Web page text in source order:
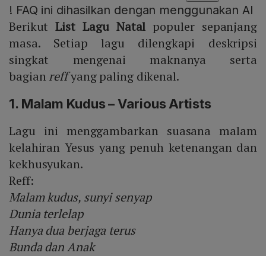
! FAQ ini dihasilkan dengan menggunakan AI
BerikutList Lagu Natal populer sepanjang
masa. Setiap lagu dilengkapi deskripsi
singkat mengenai maknanya serta
bagian reffyang paling dikenal.
1. Malam Kudus – Various Artists
Lagu ini menggambarkan suasana malam
kelahiran Yesus yang penuh ketenangan dan
kekhusyukan.
Reff:
Malam kudus, sunyi senyap
Dunia terlelap
Hanya dua berjaga terus
Bunda dan Anak